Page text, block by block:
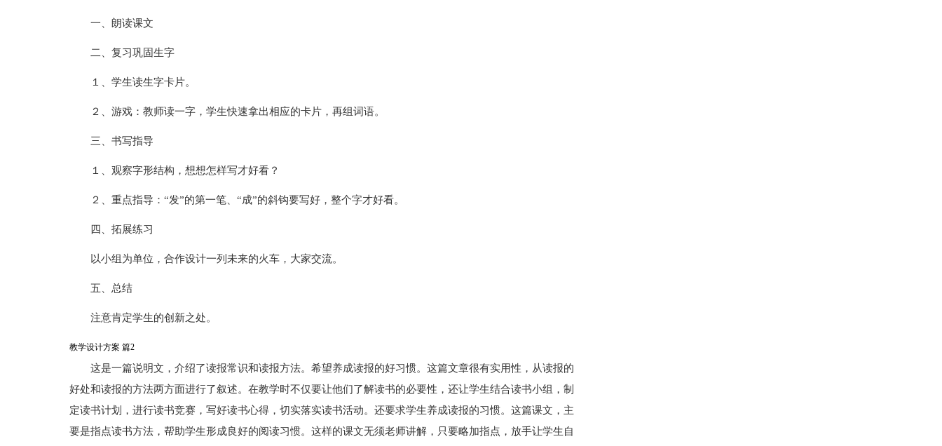
一、朗读课文
二、复习巩固生字
１、学生读生字卡片。
２、游戏：教师读一字，学生快速拿出相应的卡片，再组词语。
三、书写指导
１、观察字形结构，想想怎样写才好看？
２、重点指导：“发”的第一笔、“成”的斜钩要写好，整个字才好看。
四、拓展练习
以小组为单位，合作设计一列未来的火车，大家交流。
五、总结
注意肯定学生的创新之处。
教学设计方案 篇2
这是一篇说明文，介绍了读报常识和读报方法。希望养成读报的好习惯。这篇文章很有实用性，从读报的
好处和读报的方法两方面进行了叙述。在教学时不仅要让他们了解读书的必要性，还让学生结合读书小组，制
定读书计划，进行读书竞赛，写好读书心得，切实落实读书活动。还要求学生养成读报的习惯。这篇课文，主
要是指点读书方法，帮助学生形成良好的阅读习惯。这样的课文无须老师讲解，只要略加指点，放手让学生自